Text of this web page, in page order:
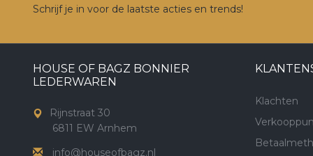
Schrijf je in voor de laatste acties en trends!
HOUSE OF BAGZ BONNIER
LEDERWAREN
Rijnstraat 30
6811 EW Arnhem
info@houseofbagz.nl
Klachten